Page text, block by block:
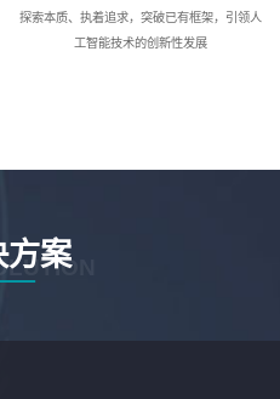
探索本质、执着追求，突破已有框架，引领人
工智能技术的创新性发展
方案